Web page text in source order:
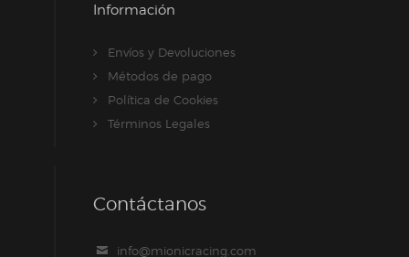
Información
Envíos y Devoluciones
Métodos de pago
Política de Cookies
Términos Legales
Contáctanos
info@mionicracing.com